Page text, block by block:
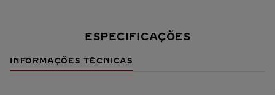
ESPECIFICAÇÕES
INFORMAÇÕES TÉCNICAS